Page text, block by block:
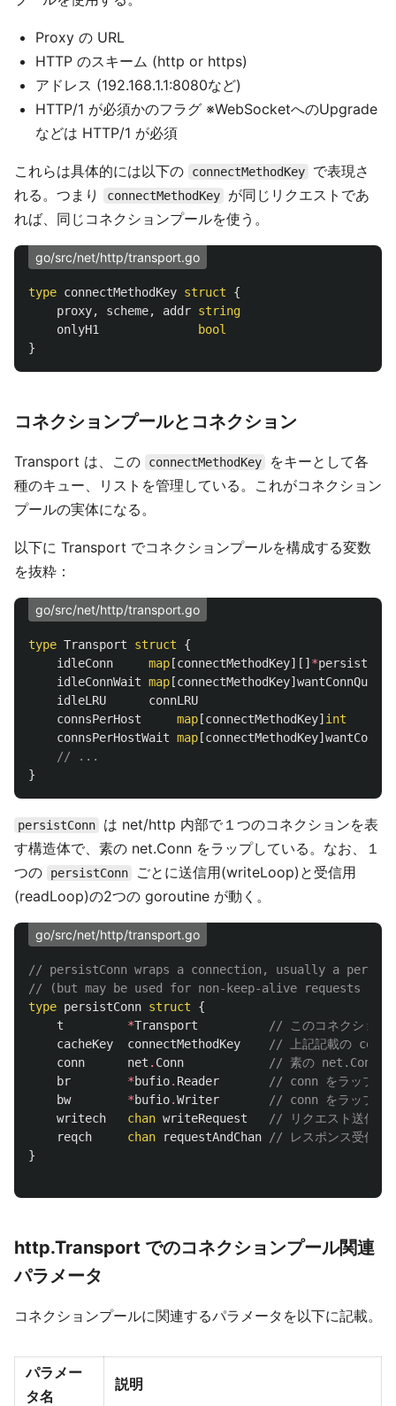
Proxy の URL
HTTP のスキーム (http or https)
アドレス (192.168.1.1:8080など)
HTTP/1 が必須かのフラグ ※WebSocketへのUpgrade
などは HTTP/1 が必須
これらは具体的には以下の connectMethodKey
で表現さ
れる。つまり
connectMethodKey
が同じリクエストであ
れば、同じコネクションプールを使う。
go/src/net/http/transport.go
type connectMethodKey struct
{
proxy, scheme, addr string
onlyH1
bool
}
コネクションプールとコネクション
Transport は、この connectMethodKey
をキーとして各
種のキュー、リストを管理している。これがコネクション
プールの実体になる。
以下に Transport でコネクションプールを構成する変数
を抜粋：
go/src/net/http/transport.go
type Transport struct
{
idleConn
map [connectMethodKey][] *persistConn
idleConnWait map [connectMethodKey] wantConnQueue
idleLRU
connLRU
connsPerHost
map [connectMethodKey] int
connsPerHostWait map [connectMethodKey]
// ...
}
persistConn
は net/http 内部で１つのコネクションを表
す構造体で、素の net.Conn をラップしている。なお、１
つの
persistConn
ごとに送信用(writeLoop)と受信用
(readLoop)の2つの goroutine が動く。
go/src/net/http/transport.go
// persistConn wraps a connection, usually a
// (but may be used for non-keep-alive requests as
type persistConn struct
{
t
*Transport
// このコネクショ
cacheKey
connectMethodKey
// 上記記載の
conn
net . Conn
// 素の net.Conn
br
*bufio. Reader
// conn をラップし
bw
*bufio.Writer
// conn をラップし
writech
chan writeRequest
// リクエスト送信チ
reqch
chan requestAndChan
// レスポンス受信方
}
http.Transport でのコネクションプール関連
パラメータ
コネクションプールに関連するパラメータを以下に記載。
パラメー
タ名
説明